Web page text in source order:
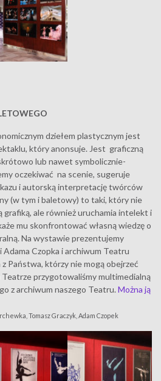
dziełem plastycznym jest
który anonsuje. Jest graficzną
lub nawet symbolicznie-
oczekiwać na scenie, sugeruje
i autorską interpretację twórców
(w tym i baletowy) to taki, który nie
ale również uruchamia intelekt i
mu skonfrontować własną wiedzę o
Na wystawie prezentujemy
Czopka i archiwum Teatru
Państwa, którzy nie mogą obejrzeć
przygotowaliśmy multimedialną
z archiwum naszego Teatru. Można ją
Tomasz Graczyk, Adam Czopek